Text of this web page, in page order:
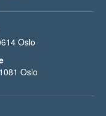
Oslo
Oslo